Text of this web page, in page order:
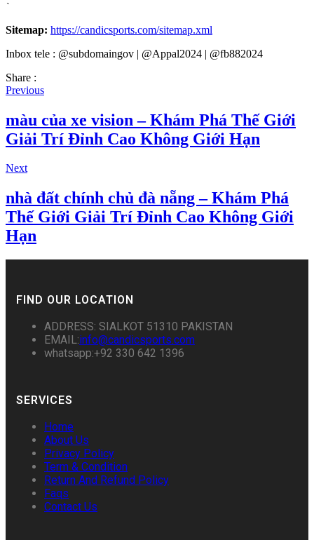
`
Sitemap: https://candicsports.com/sitemap.xml
Inbox tele : @subdomaingov | @Appal2024 | @fb882024
Share :
Previous
màu của xe vision – Khám Phá Thế Giới
Giải Trí Đỉnh Cao Không Giới Hạn
Next
nhà đất chính chủ đà nẵng – Khám Phá
Thế Giới Giải Trí Đỉnh Cao Không Giới
Hạn
FIND OUR LOCATION
ADDRESS: SIALKOT 51310 PAKISTAN
EMAIL:info@candicsports.com
whatsapp:+92 330 642 1396
SERVICES
Home
About Us
Privacy Policy
Term & Condition
Return And Refund Policy
Faqs
Contact Us